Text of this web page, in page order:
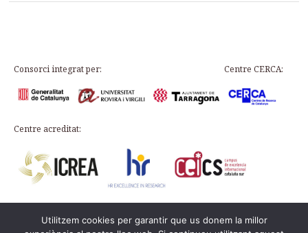
Consorci integrat per: Centre CERCA:
Centre acreditat:
Plaça d’en Rovellat, s/n, 43003 Tarragona
Utilitzem cookies per garantir que us donem la millor